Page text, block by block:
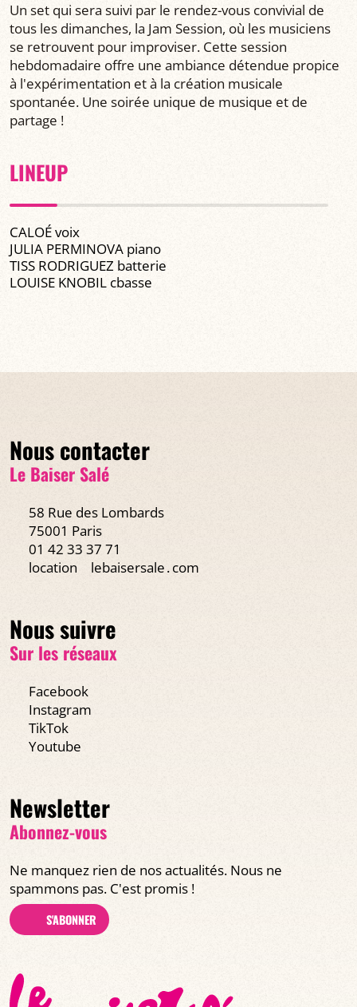
Un set qui sera suivi par le rendez-vous convivial de
tous les dimanches, la Jam Session, où les musiciens
se retrouvent pour improviser. Cette session
hebdomadaire offre une ambiance détendue propice
à l'expérimentation et à la création musicale
spontanée. Une soirée unique de musique et de
partage !
LINEUP
CALOÉ voix
JULIA PERMINOVA piano
TISS RODRIGUEZ batterie
LOUISE KNOBIL cbasse
Nous contacter
Le Baiser Salé
58 Rue des Lombards
75001 Paris
01 42 33 37 71
location
lebaisersale․com
Nous suivre
Sur les réseaux
Facebook
Instagram
TikTok
Youtube
Newsletter
Abonnez-vous
Ne manquez rien de nos actualités. Nous ne
spammons pas. C'est promis !
S'ABONNER